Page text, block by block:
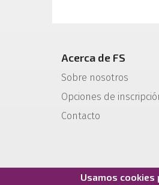
Acerca de FS
Sobre nosotros
Opciones de
Contacto
Usamos cookies